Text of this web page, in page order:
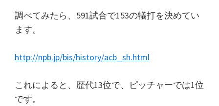
調べてみたら、591試合で153の犠打を決めてい
ます。
http://npb.jp/bis/history/acb_sh.html
これによると、歴代13位で、ピッチャーでは1位
です。